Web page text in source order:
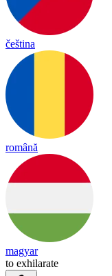
čeština
română
magyar
to exhilarate